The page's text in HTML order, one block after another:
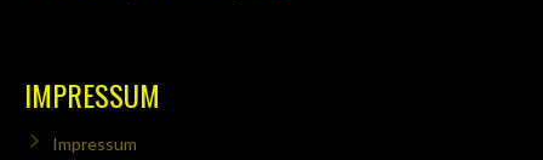
IMPRESSUM
Impressum